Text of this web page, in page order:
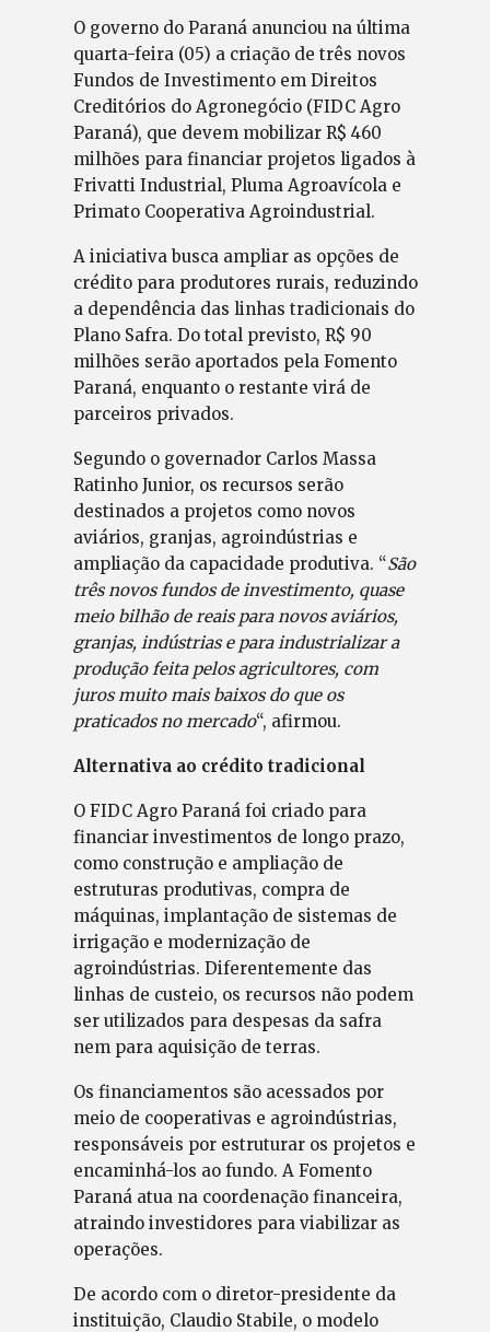
O governo do Paraná anunciou na última
quarta-feira (05) a criação de três novos
Fundos de Investimento em Direitos
Creditórios do Agronegócio (FIDC Agro
Paraná), que devem mobilizar R$ 460
milhões para financiar projetos ligados à
Frivatti Industrial, Pluma Agroavícola e
Primato Cooperativa Agroindustrial.
A iniciativa busca ampliar as opções de
crédito para produtores rurais, reduzindo
a dependência das linhas tradicionais do
Plano Safra. Do total previsto, R$ 90
milhões serão aportados pela Fomento
Paraná, enquanto o restante virá de
parceiros privados.
Segundo o governador Carlos Massa
Ratinho Junior, os recursos serão
destinados a projetos como novos
aviários, granjas, agroindústrias e
ampliação da capacidade produtiva. “São
três novos fundos de investimento, quase
meio bilhão de reais para novos aviários,
granjas, indústrias e para industrializar a
produção feita pelos agricultores, com
juros muito mais baixos do que os
praticados no mercado“, afirmou.
Alternativa ao crédito tradicional
O FIDC Agro Paraná foi criado para
financiar investimentos de longo prazo,
como construção e ampliação de
estruturas produtivas, compra de
máquinas, implantação de sistemas de
irrigação e modernização de
agroindústrias. Diferentemente das
linhas de custeio, os recursos não podem
ser utilizados para despesas da safra
nem para aquisição de terras.
Os financiamentos são acessados por
meio de cooperativas e agroindústrias,
responsáveis por estruturar os projetos e
encaminhá-los ao fundo. A Fomento
Paraná atua na coordenação financeira,
atraindo investidores para viabilizar as
operações.
De acordo com o diretor-presidente da
instituição, Claudio Stabile, o modelo